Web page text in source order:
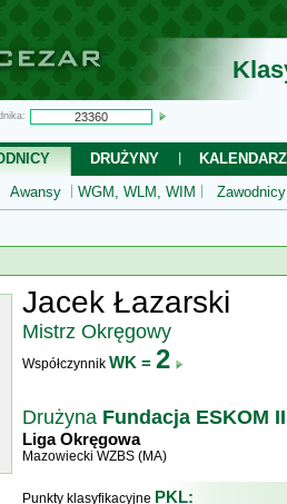
DRUŻYNY
Awansy WGM, WLM, WIM
Jacek Łazarski
Mistrz Okręgowy
Współczynnik WK = 2
Drużyna Fundacja ESKOM
Liga Okręgowa
Mazowiecki WZBS (MA)
Punkty klasyfikacyjne PKL: